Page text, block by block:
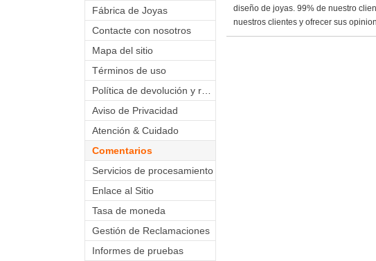
Fábrica de Joyas
Contacte con nosotros
Mapa del sitio
Términos de uso
Aviso de Privacidad
Atención & Cuidado
Comentarios
Servicios de procesamiento
Enlace al Sitio
Tasa de moneda
Gestión de Reclamaciones
Informes de pruebas
diseño de joyas. 99% de nuestro
nuestros clientes y ofrecer sus